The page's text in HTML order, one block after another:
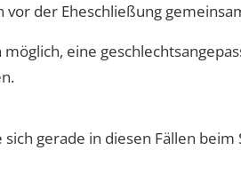
vor der Eheschließung
möglich, eine
sich gerade in diesen Fällen